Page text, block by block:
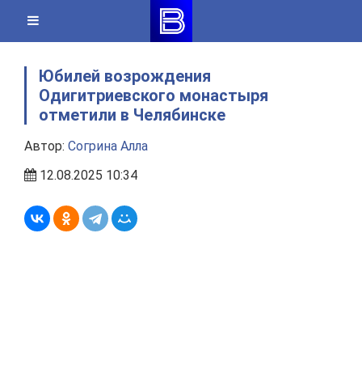
content
Юбилей возрождения
Одигитриевского монастыря
отметили в Челябинске
Автор: Согрина Алла
12.08.2025 10:34